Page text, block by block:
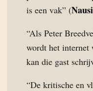
is een vak” (
“Als Peter
wordt het internet
kan die gast
“De kritische en